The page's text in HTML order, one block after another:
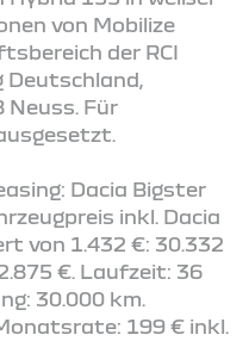
von Mobilize
der RCI
Deutschland,
Neuss. Für
Dacia Bigster
inkl. Dacia
von 1.432 €: 30.332
€. Laufzeit: 36
30.000 km.
199 € inkl.